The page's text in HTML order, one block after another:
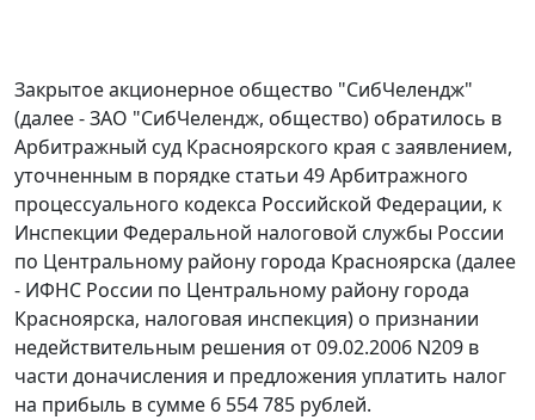
Закрытое акционерное общество "СибЧелендж"
(далее - ЗАО "СибЧелендж, общество) обратилось в
Арбитражный суд Красноярского края с заявлением,
уточненным в порядке статьи 49Арбитражного
процессуального кодекса Российской Федерации, к
Инспекции Федеральной налоговой службы России
по Центральному району города Красноярска (далее
- ИФНС России по Центральному району города
Красноярска, налоговая инспекция) о признании
недействительным решения от 09.02.2006 N209 в
части доначисления и предложения уплатить налог
на прибыль в сумме 6 554 785 рублей.